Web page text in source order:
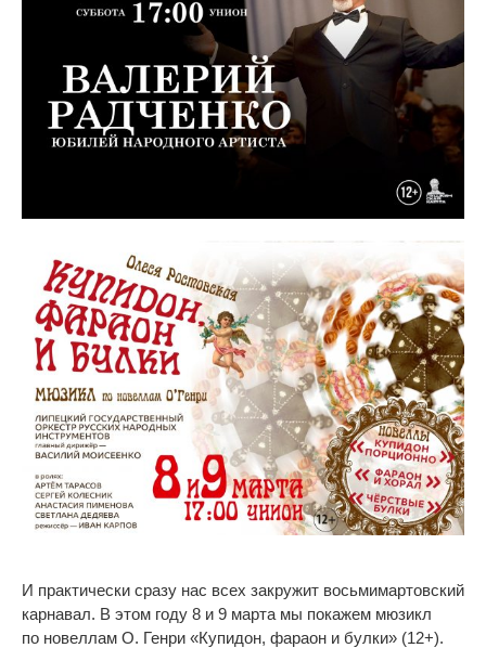
И практически сразу нас всех закружит восьмимартовский
карнавал. В этом году 8 и 9 марта мы покажем мюзикл
по новеллам О. Генри «Купидон, фараон и булки» (12+).